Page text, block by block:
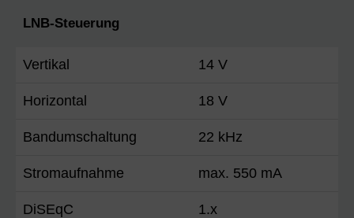
LNB-Steuerung
Vertikal 14 V
Horizontal 18 V
Bandumschaltung 22 kHz
Stromaufnahme max. 550 mA
DiSEqC 1.x